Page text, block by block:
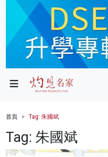
政局
財經
健康
首頁 Tag: 朱國斌
Tag: 朱國斌